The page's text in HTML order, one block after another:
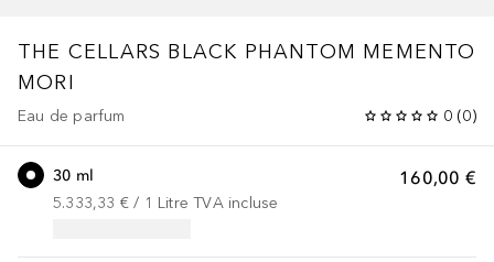
THE CELLARS BLACK PHANTOM MEMENTO
MORI
Eau de parfum 0 (0)
160,00 €
30 ml
5.333,33 € / 1 Litre TVA incluse